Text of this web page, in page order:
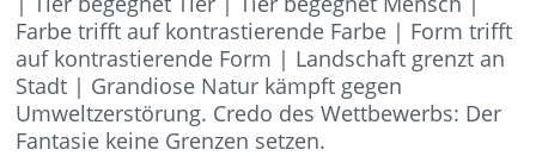
Farbe trifft auf kontrastierende Farbe | Form trifft
auf kontrastierende Form | Landschaft grenzt an
Stadt | Grandiose Natur kämpft gegen
Umweltzerstörung. Credo des Wettbewerbs: Der
Fantasie keine Grenzen setzen.